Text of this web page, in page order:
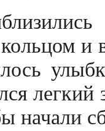
и
начали